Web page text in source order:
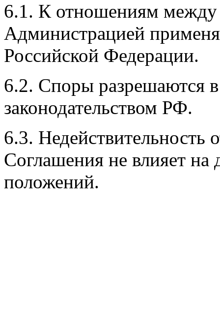
6.1. К отношениям между
Администрацией
Российской Федерации.
6.2. Споры разрешаются
законодательством РФ.
6.3. Недействительность
Соглашения не влияет на
положений.